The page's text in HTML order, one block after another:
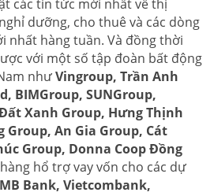
các tin tức mới nhất về thị
dưỡng, cho thuê và các dòng
nhất hàng tuần. Và đồng thời
với một số tập đoàn bất động
nhưVingroup, Trần Anh
BIMGroup, SUNGroup,
Xanh Group, Hưng Thịnh
Group, An Gia Group, Cát
Group, Donna Coop Đồng
hổ trợ vay vốn cho các dự
MB Bank, Vietcombank,